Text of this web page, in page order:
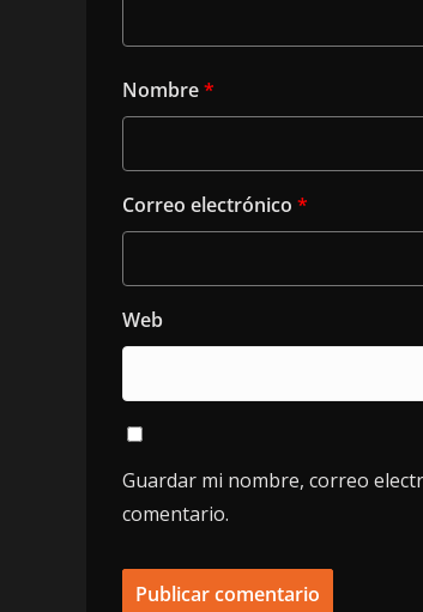
Nombre*
Correo electrónico *
Web
Guardar mi nombre, correo
comentario.